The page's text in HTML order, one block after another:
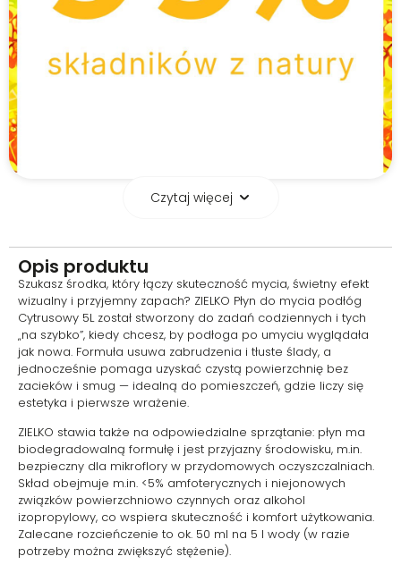
energią
Zapach potrafi zmienić całe
doświadczenie sprzątania.
Cytrusy są czyste, rześkie i
„podnoszą” atmosferę w
mieszkaniu — jak wietrzenie po
burzy, tylko lepiej. Po myciu
podłóg wnętrze wypełnia się
orzeźwiającą nutą, która zostaje
na dłużej i podkreśla efekt
świeżości. To idealna
propozycja dla osób, które nie
lubią ciężkich, słodkich
aromatów, a wolą zapach
kojarzący się z energią i
lekkością. W praktyce: sprzątasz
szybciej, bo przyjemniej — i
jeszcze dłużej czujesz, że „jest
Czytaj więcej
Opis produktu
Szukasz środka, który łączy skuteczność mycia, świetny efekt
wizualny i przyjemny zapach? ZIELKO Płyn do mycia podłóg
Cytrusowy 5L został stworzony do zadań codziennych i tych
„na szybko”, kiedy chcesz, by podłoga po umyciu wyglądała
jak nowa. Formuła usuwa zabrudzenia i tłuste ślady, a
jednocześnie pomaga uzyskać czystą powierzchnię bez
zacieków i smug — idealną do pomieszczeń, gdzie liczy się
estetyka i pierwsze wrażenie.
ZIELKO stawia także na odpowiedzialne sprzątanie: płyn ma
biodegradowalną formułę i jest przyjazny środowisku, m.in.
bezpieczny dla mikroflory w przydomowych oczyszczalniach.
Skład obejmuje m.in. <5% amfoterycznych i niejonowych
związków powierzchniowo czynnych oraz alkohol
izopropylowy, co wspiera skuteczność i komfort użytkowania.
Zalecane rozcieńczenie to ok. 50 ml na 5 l wody (w razie
potrzeby można zwiększyć stężenie).